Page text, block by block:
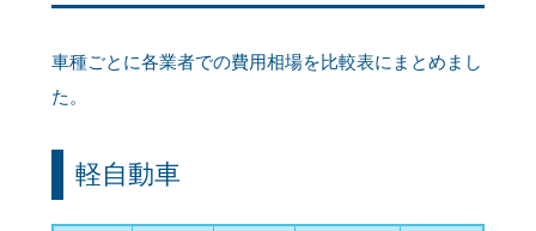
車種ごとに各業者での費用相場を比較表にまとめまし
た。
軽自動車